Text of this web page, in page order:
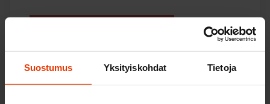
Suostumus Yksityiskohdat Tietoja